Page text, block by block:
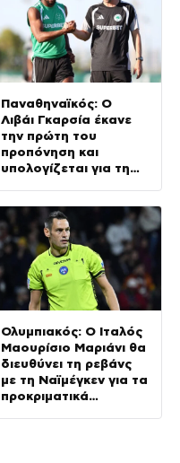
Παναθηναϊκός: Ο
Λιβάι Γκαρσία έκανε
την πρώτη του
προπόνηση και
υπολογίζεται για τη
Ολυμπιακός: Ο Ιταλός
Μαουρίσιο Μαριάνι θα
διευθύνει τη ρεβάνς
με τη Ναϊμέγκεν για τα
προκριματικά